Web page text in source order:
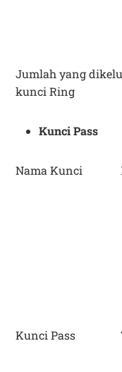
Jumlah yang
kunci Ring
Kunci Pass
Nama Kunci
Kunci Pass